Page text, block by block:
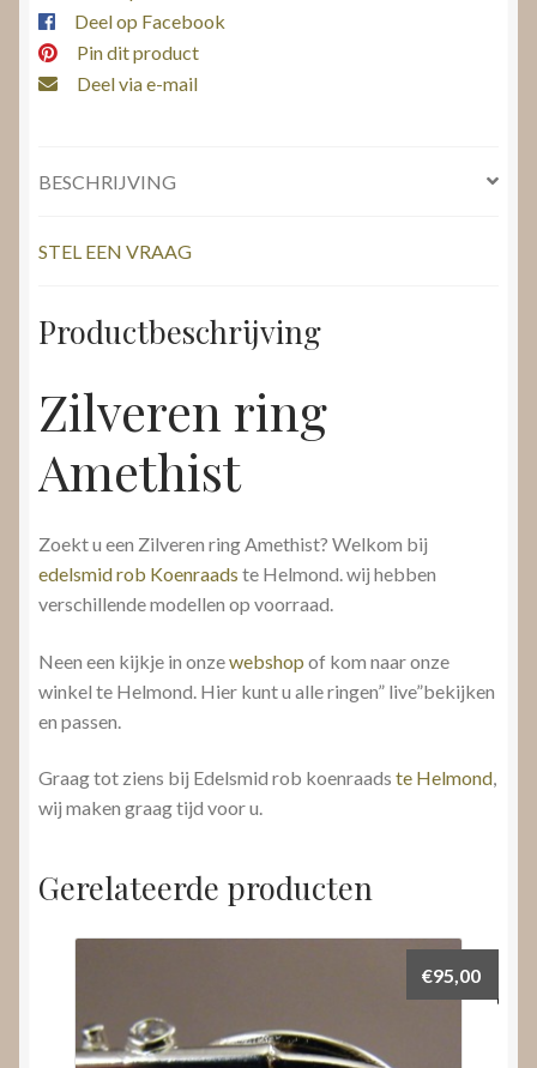
Deel op Facebook
Pin dit product
Deel via e-mail
BESCHRIJVING
STEL EEN VRAAG
Productbeschrijving
Zilveren ring
Amethist
Zoekt u een Zilveren ring Amethist? Welkom bij
edelsmid rob Koenraads te Helmond. wij hebben
verschillende modellen op voorraad.
Neen een kijkje in onzewebshop of kom naar onze
winkel te Helmond. Hier kunt u alle ringen” live”bekijken
en passen.
Graag tot ziens bij Edelsmid rob koenraads te Helmond,
wij maken graag tijd voor u.
Gerelateerde producten
€95,00